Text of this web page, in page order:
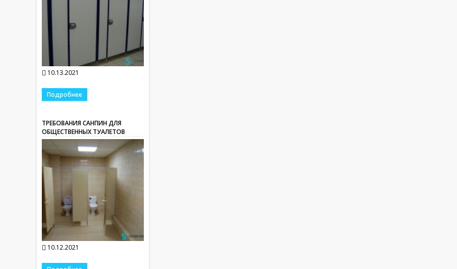
10.13.2021
Подробнее
ТРЕБОВАНИЯ САНПИН ДЛЯ
ОБЩЕСТВЕННЫХ ТУАЛЕТОВ
10.12.2021